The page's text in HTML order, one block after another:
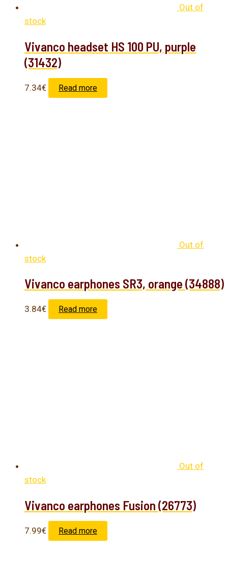
Out of
stock
Vivanco headset HS 100 PU, purple
(31432)
7.34€ Read more
Out of
stock
Vivanco earphones SR3, orange (34888)
3.84€ Read more
Out of
stock
Vivanco earphones Fusion (26773)
7.99€ Read more